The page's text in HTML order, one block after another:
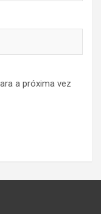
a próxima vez